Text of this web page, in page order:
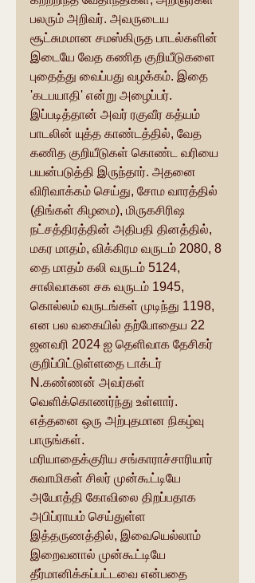
பலரும் அறிவர். அவருடைய
சூட்சுமமான சமஸ்கிருத பாடல்களின்
இடையே வேத கணித குறியீடுகளை
புதைத்து வைப்பது வழக்கம். இதை
'கடபயாதி' என்று அழைப்பர்.
இப்படித்தான் அவர் ரகுவீர கத்யம்
பாடலின் யுத்த காண்டத்தில், வேத
கணித குறியீடுகள் கொண்ட வரியை
பயன்படுத்தி இருந்தார். அதனை
விரிவாக்கம் செய்து, சோம வாரத்தில்
(திங்கள் கிழமை), மிருகசிரிஷ
நட்சத்திரத்தின் அதிபதி தினத்தில்,
மகர மாதம், விக்கிரம வருடம் 2080, 8
தை மாதம் கலி வருடம் 5124,
சாலிவாகன சக வருடம் 1945,
கொல்லம் வருடங்கள் முடிந்து 1198,
என பல வகையில் தற்போதைய 22
ஜனவரி 2024 ஐ தெளிவாக தேசிகர்
குறிப்பிட்டுள்ளதை டாக்டர்
N.கண்ணன் அவர்கள்
வெளிக்கொணர்ந்து உள்ளார்.
எத்தனை ஒரு அற்புதமான நிகழ்வு
பாருங்கள்.
மரியாதைக்குரிய சங்காராச்சாரியார்
சுவாமிகள் சிலர் முன்கூட்டியே
அயோத்தி கோவிலை திறப்பதாக
அபிப்ராயம் செய்துள்ள
இத்தருணத்தில், இவையெல்லாம்
இறைவனால் முன்கூட்டியே
தீர்மானிக்கப்பட்டவை என்பதை